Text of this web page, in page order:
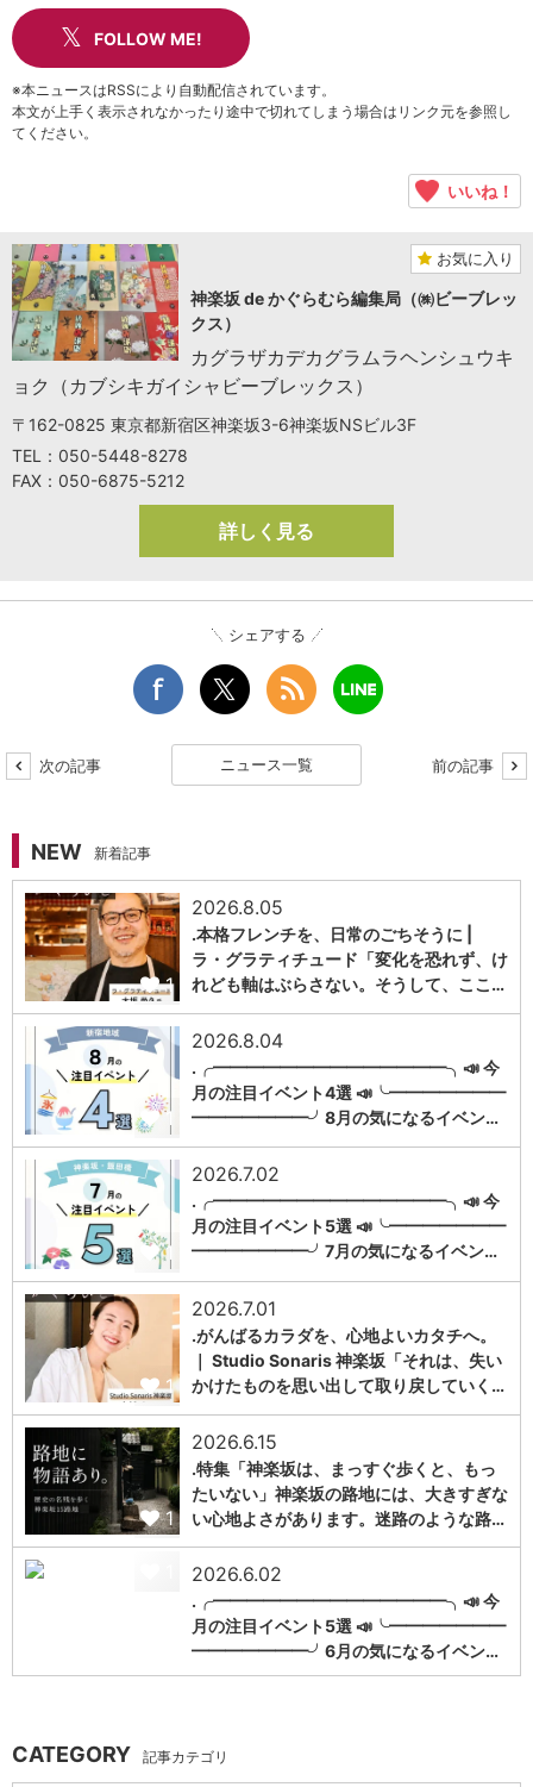
FOLLOW ME!
※本ニュースはRSSにより自動配信されています。
本文が上手く表示されなかったり途中で切れてしまう場合はリンク元を参照し
てください。
いいね！
お気に入り
神楽坂 de かぐらむら編集局（㈱ビーブレッ
クス）
カグラザカデカグラムラヘンシュウキ
ョク（カブシキガイシャビーブレックス）
〒162-0825 東京都新宿区神楽坂3-6神楽坂NSビル3F
TEL：050-5448-8278
FAX：050-6875-5212
詳しく見る
シェアする
次の記事 ニュース一覧 前の記事
NEW 新着記事
1
2026.8.05
.本格フレンチを、日常のごちそうに |
ラ・グラティチュード「変化を恐れず、け
れども軸はぶらさない。そうして、ここ…
1
2026.8.04
.╭━━━━━━━━━━━━━━╮📣 今
月の注目イベント4選 📣╰━━━━━━━
━━━━━━━╯8月の気になるイベン…
1
2026.7.02
.╭━━━━━━━━━━━━━━╮📣 今
月の注目イベント5選 📣╰━━━━━━━
━━━━━━━╯7月の気になるイベン…
1
2026.7.01
.がんばるカラダを、心地よいカタチへ。
｜ Studio Sonaris 神楽坂「それは、失い
かけたものを思い出して取り戻していく…
1
2026.6.15
.特集「神楽坂は、まっすぐ歩くと、もっ
たいない」神楽坂の路地には、大きすぎな
い心地よさがあります。迷路のような路…
2026.6.02
.╭━━━━━━━━━━━━━━╮📣 今
月の注目イベント5選 📣╰━━━━━━━
━━━━━━━╯6月の気になるイベン…
CATEGORY 記事カテゴリ